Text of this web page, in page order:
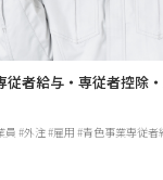
従者給与・専従者控除
員 外注 雇用 青色事業専従者